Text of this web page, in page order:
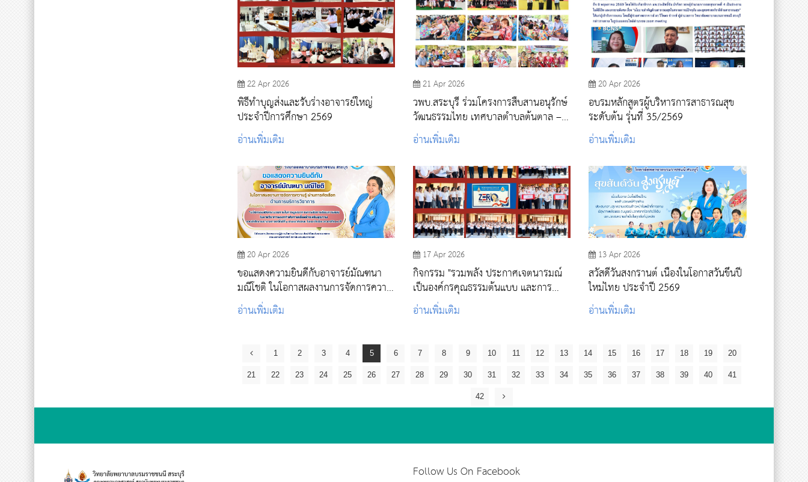
22 Apr 2026
พิธีทำบุญส่งและรับร่างอาจารย์ใหญ่
ประจำปีการศึกษา 2569
อ่านเพิ่มเติม
21 Apr 2026
วพบ.สระบุรี ร่วมโครงการสืบสานอนุรักษ์
วัฒนธรรมไทย เทศบาลตำบลต้นตาล –
พระยาทด ประจำปี 2569
อ่านเพิ่มเติม
20 Apr 2026
อบรมหลักสูตรผู้บริหารการสาธารณสุข
ระดับต้น รุ่นที่ 35/2569
อ่านเพิ่มเติม
20 Apr 2026
ขอแสดงความยินดีกับอาจารย์มัณฑนา
มณีโชติ ในโอกาสผลงานการจัดการความ
รู้ ผ่านการคัดเลือก
อ่านเพิ่มเติม
17 Apr 2026
กิจกรรม "รวมพลัง ประกาศเจตนารมณ์
เป็นองค์กรคุณธรรมต้นแบบ และการ
ประกาศนโยบาย No Gift Policy ตาม
โครงการประเมินคุณธรรมและความ
อ่านเพิ่มเติม
13 Apr 2026
สวัสดีวันสงกรานต์ เนื่องในโอกาสวันขึ้นปี
ใหม่ไทย ประจำปี 2569
อ่านเพิ่มเติม
1 2 3 4 5 6 7 8 9 10 11 12 13 14 15 16 17 18 19 20
21 22 23 24 25 26 27 28 29 30 31 32 33 34 35 36 37 38 39 40 41
42
Follow Us On Facebook